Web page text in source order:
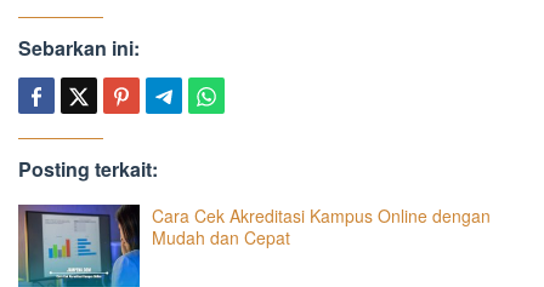
Sebarkan ini:
Posting terkait:
Cara Cek Akreditasi Kampus Online dengan
Mudah dan Cepat